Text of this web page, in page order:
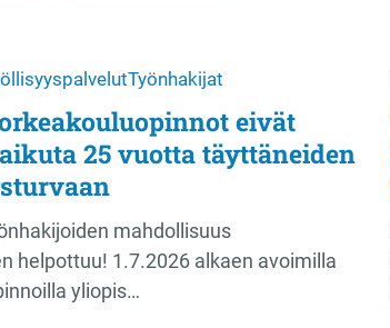
Työnhakijat
eivät
25 vuotta täyttäneiden
mahdollisuus
helpottuu! 1.7.2026 alkaen avoimilla
yliopis…